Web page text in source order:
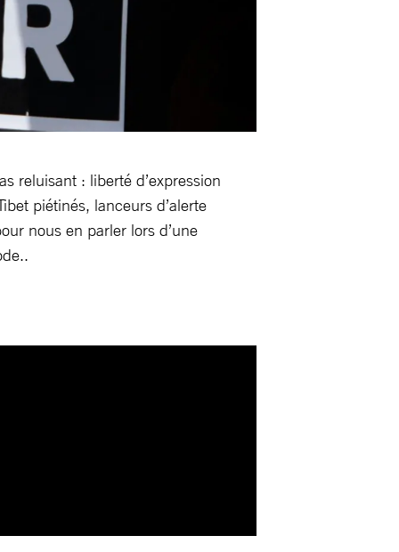
reluisant : liberté d’expression
piétinés, lanceurs d’alerte
nous en parler lors d’une